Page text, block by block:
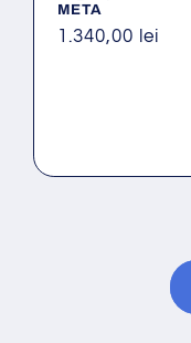
META
Preț
1.340,00 lei